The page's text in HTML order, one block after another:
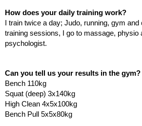
How does your daily training work?
I train twice a day; Judo, running, gym
training sessions, I go to massage, physio
psychologist.
Can you tell us your results in the gym?
Bench 110kg
Squat (deep) 3x140kg
High Clean 4x5x100kg
Bench Pull 5x5x80kg